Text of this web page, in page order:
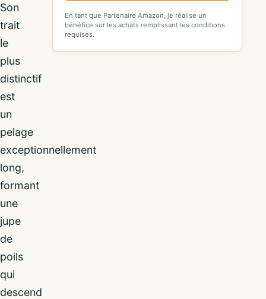
Son
trait
le
plus
distinctif
est
un
pelage
exceptionnellement
long,
formant
une
jupe
de
poils
qui
descend
En tant que Partenaire Amazon, je réalise un
bénéfice sur les achats remplissant les conditions
requises.